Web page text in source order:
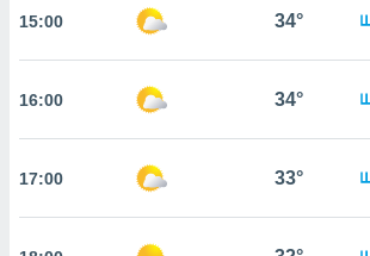
todos os
o
um perfil
e
15:00 34°
16:00 34°
17:00 33°